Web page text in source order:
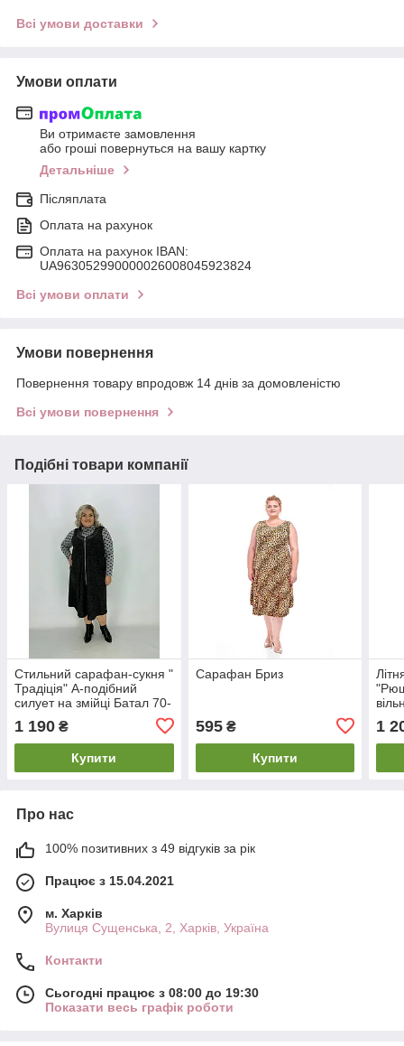
Всі умови доставки
Умови оплати
Ви отримаєте замовлення
або гроші повернуться на вашу картку
Детальніше
Післяплата
Оплата на рахунок
Оплата на рахунок IBAN:
UA963052990000026008045923824
Всі умови оплати
Умови повернення
Повернення товару впродовж 14 днів за домовленістю
Всі умови повернення
Подібні товари компанії
Стильний сарафан-сукня "
Традіція" А-подібний
силует на змійці Батал 70-
1 190 ₴
Купити
Сарафан Бриз
595₴
Купити
72
1
Про нас
100% позитивних з 49 відгуків за рік
Працює з 15.04.2021
м. Харків
Вулиця Сущенська, 2, Харків, Україна
Контакти
Сьогодні працює з 08:00 до 19:30
Показати весь графік роботи